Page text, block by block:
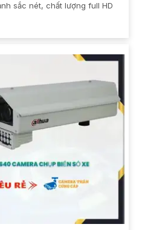
sắc nét, chất lượng full HD